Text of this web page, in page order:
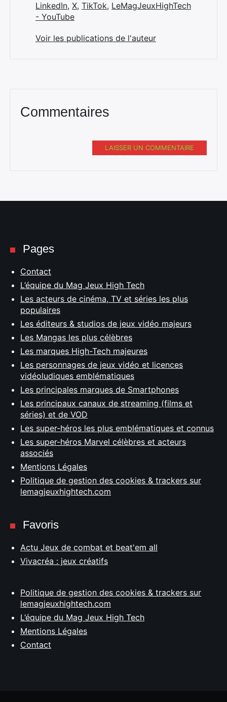
LinkedIn, X, TikTok, LeMagJeuxHighTech
- YouTube
Voir les publications de l'auteur
Commentaires
LAISSER UN COMMENTAIRE
Pages
Contact
L’équipe du Mag Jeux High Tech
Les acteurs de cinéma, TV et séries les plus
populaires
Les éditeurs & studios de jeux vidéo majeurs
Les Mangas les plus célèbres
Les marques High-Tech majeures
Les personnages de jeux vidéo et licences
vidéoludiques emblématiques
Les principales marques de Smartphones
Les principaux canaux de streaming (films et
séries) et de VOD
Les super-héros les plus emblématiques et connus
Les super-héros Marvel célèbres et acteurs
associés
Mentions Légales
Politique de gestion des cookies & trackers sur
lemagjeuxhightech.com
Favoris
Actu Jeux de combat et beat'em all
Vivacréa : jeux créatifs
Politique de gestion des cookies & trackers sur
lemagjeuxhightech.com
L’équipe du Mag Jeux High Tech
Mentions Légales
Contact